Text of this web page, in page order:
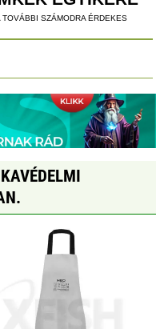
SZÁMODRA ÉRDEKES